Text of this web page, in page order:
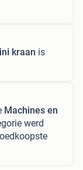
kraan is
Machines en
werd